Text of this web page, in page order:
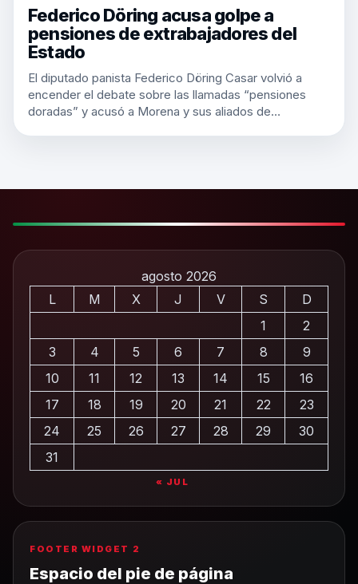
Federico Döring acusa golpe a
pensiones de extrabajadores del
Estado
El diputado panista Federico Döring Casar volvió a
encender el debate sobre las llamadas “pensiones
doradas” y acusó a Morena y sus aliados de…
agosto 2026
L
M X J V S
D
1
2
3
4 5 6 7 8
9
10
11 12 13 14 15
16
17
18 19 20 21 22
23
24
25 26 27 28 29
30
31
« JUL
FOOTER WIDGET 2
Espacio del pie de página